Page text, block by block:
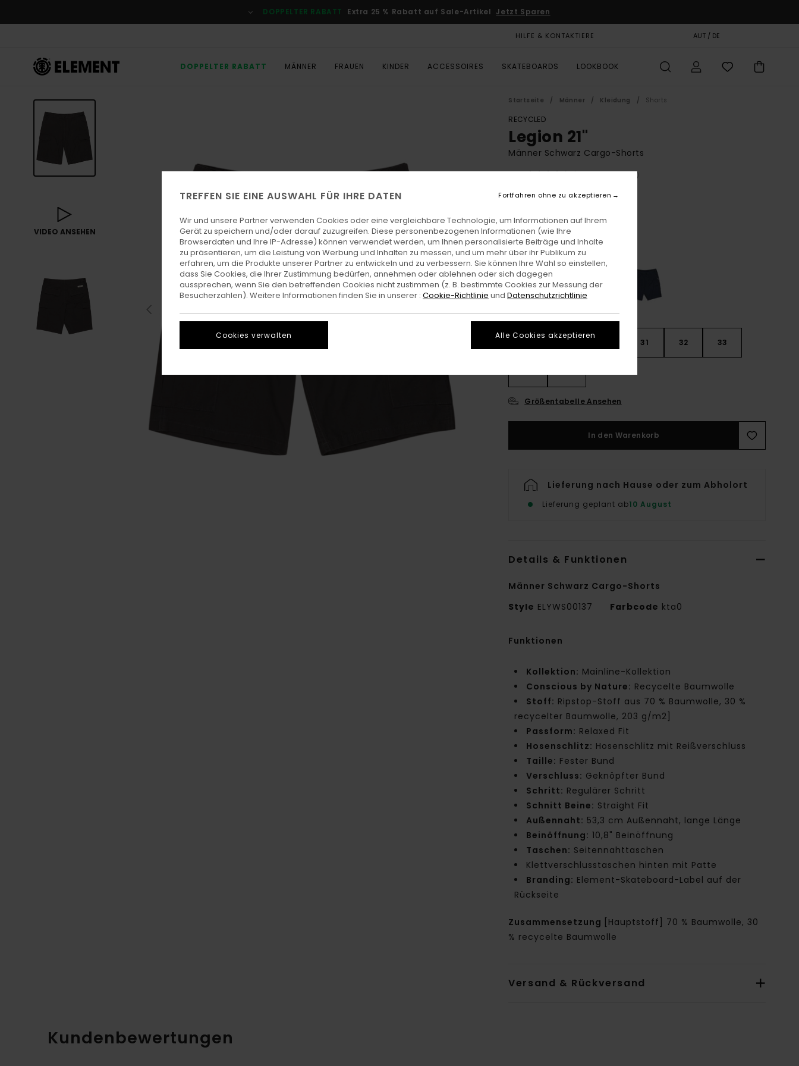
Produktinformation
DOPPELTER RABATT Extra 25 % Rabatt auf Sale-Artikel Jetzt Sparen
HILFE & KONTAKTIERE AUT / DE
DOPPELTER RABATT MÄNNER FRAUEN KINDER ACCESSOIRES SKATEBOARDS LOOKBOOK
VIDEO ANSEHEN
Startseite Männer Kleidung Shorts
RECYCLED
Legion 21"
Männer Schwarz Cargo-Shorts
4.7
(33 Bewertungen)
ECO-BONUS
FarbeOff Black
28 31 32 33
Größentabelle Ansehen
In den Warenkorb
Lieferung nach Hause oder zum Abholort
Lieferung geplant ab10 August
Details & Funktionen
Männer Schwarz Cargo-Shorts
Style ELYWS00137 Farbcode kta0
Funktionen
Kollektion: Mainline-Kollektion
Conscious by Nature: Recycelte Baumwolle
Stoff: Ripstop-Stoff aus 70 % Baumwolle, 30 %
recycelter Baumwolle, 203 g/m2]
Passform: Relaxed Fit
Hosenschlitz: Hosenschlitz mit Reißverschluss
Taille: Fester Bund
Verschluss: Geknöpfter Bund
Schritt: Regulärer Schritt
Schnitt Beine: Straight Fit
Außennaht: 53,3 cm Außennaht, lange Länge
Beinöffnung: 10,8" Beinöffnung
Taschen: Seitennahttaschen
Klettverschlusstaschen hinten mit Patte
Branding: Element-Skateboard-Label auf der
Rückseite
Zusammensetzung
[Hauptstoff] 70 % Baumwolle, 30
% recycelte Baumwolle
Versand & Rückversand
Kundenbewertungen
TREFFEN SIE EINE AUSWAHL FÜR IHRE DATEN
Wir und unsere Partner verwenden Cookies oder eine vergleichbare Technologie, um Informationen auf Ihrem
Gerät zu speichern und/oder darauf zuzugreifen. Diese personenbezogenen Informationen (wie Ihre
Browserdaten und Ihre IP-Adresse) können verwendet werden, um Ihnen personalisierte Beiträge und Inhalte
zu präsentieren, um die Leistung von Werbung und Inhalten zu messen, und um mehr über ihr Publikum zu
erfahren, um die Produkte unserer Partner zu entwickeln und zu verbessern. Sie können Ihre Wahl so einstellen,
dass Sie Cookies, die Ihrer Zustimmung bedürfen, annehmen oder ablehnen oder sich dagegen
aussprechen, wenn Sie den betreffenden Cookies nicht zustimmen (z. B. bestimmte Cookies zur Messung der
Besucherzahlen). Weitere Informationen finden Sie in unserer : Cookie-Richtlinie und Datenschutzrichtlinie
Cookies verwalten
Fortfahren ohne zu akzeptieren
Alle Cookies akzeptieren